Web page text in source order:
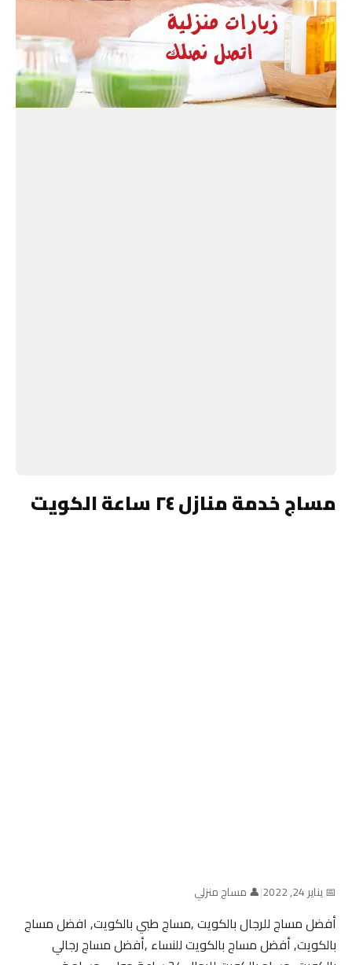
مساج خدمة منازل ٢٤ ساعة الكويت
📅 يناير 24, 2022 |👤 مساج منزلي
أفضل مساج للرجال بالكويت ,مساج طبي بالكويت, افضل مساج
بالكويت, أفضل مساج بالكويت للنساء ,أفضل مساج رجالي